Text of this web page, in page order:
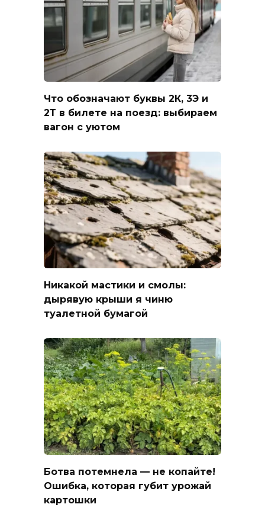
Что обозначают буквы 2К, 3Э и
2Т в билете на поезд: выбираем
вагон с уютом
Никакой мастики и смолы:
дырявую крыши я чиню
туалетной бумагой
Ботва потемнела — не копайте!
Ошибка, которая губит урожай
картошки